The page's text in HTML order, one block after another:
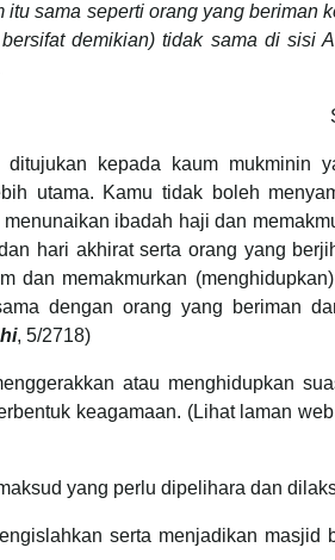
sama seperti orang yang beriman
demikian) tidak sama di sisi
kepada kaum mukminin
utama. Kamu tidak boleh
ibadah haji dan
hari akhirat serta orang yang
dan memakmurkan
dengan orang yang beriman
, 5/2718)
atau menghidupkan
keagamaan. (Lihat laman
yang perlu dipelihara dan
serta menjadikan masjid